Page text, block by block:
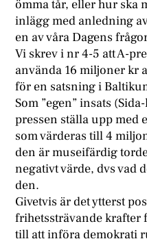
ömma tår, eller hur ska
inlägg med anledning
en av våra Dagens
Vi skrev i nr 4-5 att A-
använda 16 miljoner kr
för en satsning i
Som ”egen” insats
pressen ställa upp med
som värderas till 4
den är museifärdig
negativt värde, dvs vad
den.
Givetvis är det ytterst
frihetssträvande krafter
till att införa demokrati